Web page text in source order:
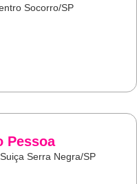
Socorro/SP
Pessoa
Serra Negra/SP